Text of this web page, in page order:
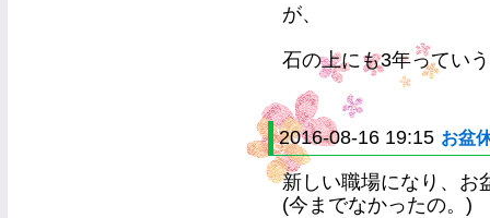
が、
石の上にも3年ってい
2016-08-16 19:15 お盆
新しい職場になり、お
(今までなかったの。)